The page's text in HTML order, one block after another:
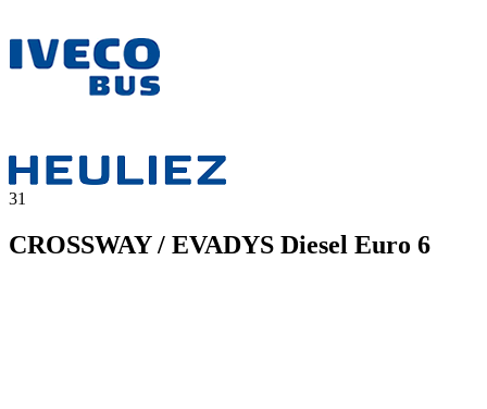
31
CROSSWAY / EVADYS Diesel Euro 6